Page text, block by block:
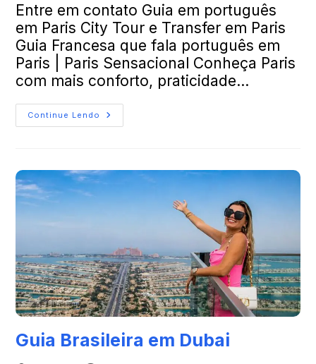
Entre em contato Guia em português
em Paris City Tour e Transfer em Paris
Guia Francesa que fala português em
Paris | Paris Sensacional Conheça Paris
com mais conforto, praticidade…
Continue Lendo
Guia Brasileira em Dubai